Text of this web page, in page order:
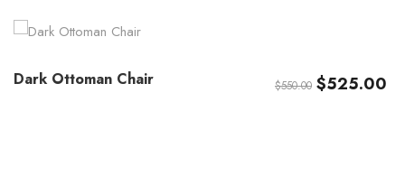
Dark Ottoman Chair $550.00 Original
price
$525.00